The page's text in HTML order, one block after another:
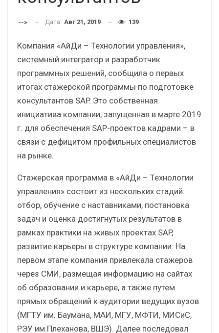
--> Дата: Авг 21, 2019 139
Компания «АйДи – Технологии управления»,
системный интегратор и разработчик
программных решений, сообщила о первых
итогах стажерской программы по подготовке
консультантов SAP. Это собственная
инициатива компании, запущенная в марте 2019
г. для обеспечения SAP-проектов кадрами – в
связи с дефицитом профильных специалистов
на рынке.
Стажерская программа в «АйДи – Технологии
управления» состоит из нескольких стадий:
отбор, обучение с наставниками, постановка
задач и оценка достигнутых результатов в
рамках практики на живых проектах SAP,
развитие карьеры в структуре компании. На
первом этапе компания привлекала стажеров
через СМИ, размещая информацию на сайтах
об образовании и карьере, а также путем
прямых обращений к аудитории ведущих вузов
(МГТУ им. Баумана, МАИ, МГУ, МФТИ, МИСиС,
РЭУ им.Плеханова, ВШЭ). Далее последовал